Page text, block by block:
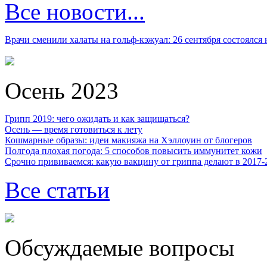
Все новости...
Врачи сменили халаты на гольф-кэжуал: 26 сентября
Осень 2023
Грипп 2019: чего ожидать и как защищаться?
Осень — время готовиться к лету
Кошмарные образы: идеи макияжа на Хэллоуин от блогеров
Полгода плохая погода: 5 способов повысить иммунитет кожи
Срочно прививаемся: какую вакцину от гриппа делают в 2017-
Все статьи
Обсуждаемые вопросы